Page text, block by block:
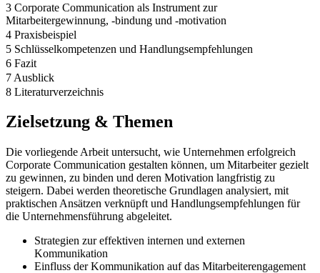
3 Corporate Communication als Instrument zur
Mitarbeitergewinnung, -bindung und -motivation
4 Praxisbeispiel
5 Schlüsselkompetenzen und Handlungsempfehlungen
6 Fazit
7 Ausblick
8 Literaturverzeichnis
Zielsetzung & Themen
Die vorliegende Arbeit untersucht, wie Unternehmen erfolgreich
Corporate Communication gestalten können, um Mitarbeiter gezielt
zu gewinnen, zu binden und deren Motivation langfristig zu
steigern. Dabei werden theoretische Grundlagen analysiert, mit
praktischen Ansätzen verknüpft und Handlungsempfehlungen für
die Unternehmensführung abgeleitet.
Strategien zur effektiven internen und externen
Kommunikation
Einfluss der Kommunikation auf das Mitarbeiterengagement